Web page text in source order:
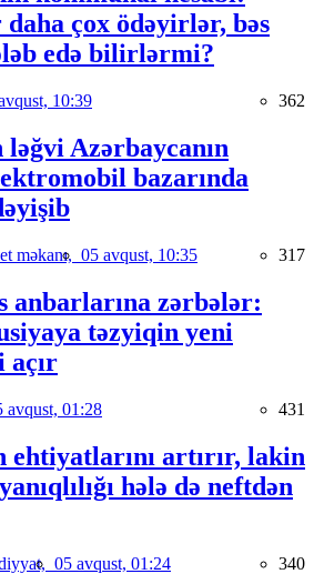
çox ödəyirlər, bəs
edə bilirlərmi?
10:39 362
Azərbaycanın
bazarında
məkanı, 05 avqust, 10:35 317
anbarlarına zərbələr:
təzyiqin yeni
açır
avqust, 01:28 431
ehtiyatlarını artırır, lakin
hələ də neftdən
05 avqust, 01:24 340